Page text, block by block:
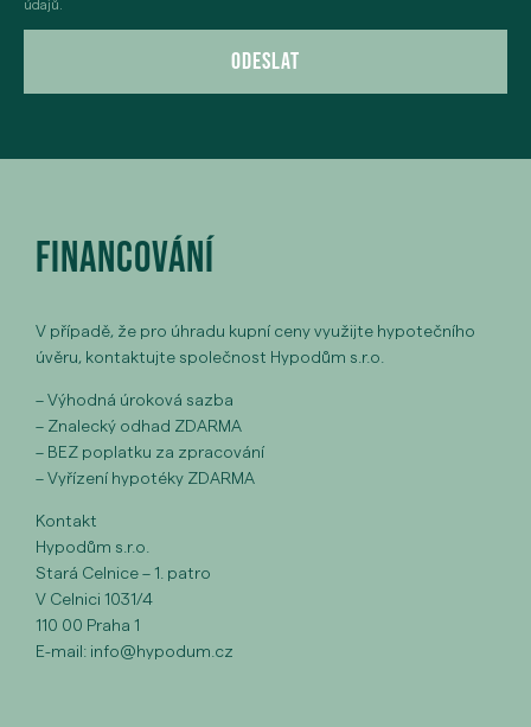
FINANCOVÁNÍ
V případě, že pro úhradu kupní ceny využijte hypotečního
úvěru, kontaktujte společnost Hypodům s.r.o.
– Výhodná úroková sazba
– Znalecký odhad ZDARMA
– BEZ poplatku za zpracování
– Vyřízení hypotéky ZDARMA
Kontakt
Hypodům s.r.o.
Stará Celnice – 1. patro
V Celnici 1031/4
110 00 Praha 1
E-mail: info@hypodum.cz
údajů.
Odeslat